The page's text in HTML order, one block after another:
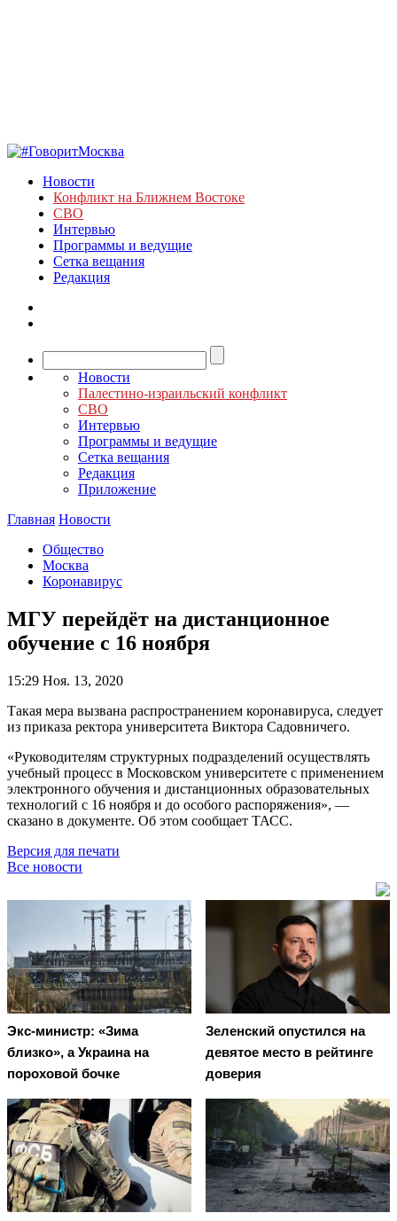
Новости
Конфликт на Ближнем Востоке
СВО
Интервью
Программы и ведущие
Сетка вещания
Редакция
Новости
Палестино-израильский конфликт
СВО
Интервью
Программы и ведущие
Сетка вещания
Редакция
Приложение
Главная Новости
Общество
Москва
Коронавирус
МГУ перейдёт на дистанционное
обучение с 16 ноября
15:29 Ноя. 13, 2020
Такая мера вызвана распространением коронавируса, следует
из приказа ректора университета Виктора Садовничего.
«Руководителям структурных подразделений осуществлять
учебный процесс в Московском университете с применением
электронного обучения и дистанционных образовательных
технологий с 16 ноября и до особого распоряжения», —
сказано в документе. Об этом сообщает ТАСС.
Версия для печати
Все новости
Экс-министр: «Зима
близко», а Украина на
пороховой бочке
Зеленский опустился на
девятое место в рейтинге
доверия